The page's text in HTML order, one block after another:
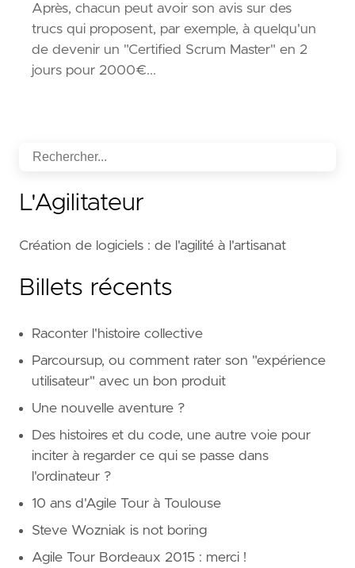
Après, chacun peut avoir son avis sur des
trucs qui proposent, par exemple, à quelqu'un
de devenir un "Certified Scrum Master" en 2
jours pour 2000€...
L'Agilitateur
Création de logiciels : de l'agilité à l'artisanat
Billets récents
Raconter l'histoire collective
Parcoursup, ou comment rater son "expérience
utilisateur" avec un bon produit
Une nouvelle aventure ?
Des histoires et du code, une autre voie pour
inciter à regarder ce qui se passe dans
l'ordinateur ?
10 ans d'Agile Tour à Toulouse
Steve Wozniak is not boring
Agile Tour Bordeaux 2015 : merci !